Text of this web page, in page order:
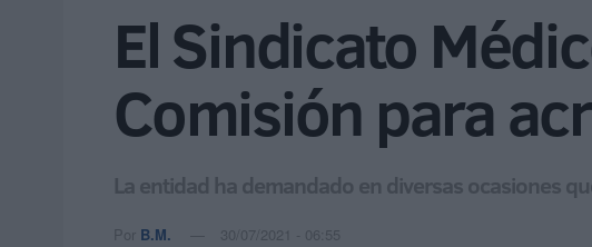
El Sindicato
Comisión para
La entidad ha demandado en diversas ocasiones
Por B.M. 30/07/2021 - 06:55